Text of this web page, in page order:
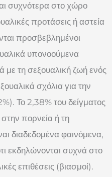
συχνότερα στο χώρο
προτάσεις ή αστεία
προσβεβλημένοι
υπονοούμενα
με τη σεξουαλική ζωή ενός
σχόλια για την
Το 2,38% του δείγματος
πορνεία ή τη
διαδεδομένα φαινόμενα,
εκδηλώνονται συχνά στο
επιθέσεις (βιασμοί).